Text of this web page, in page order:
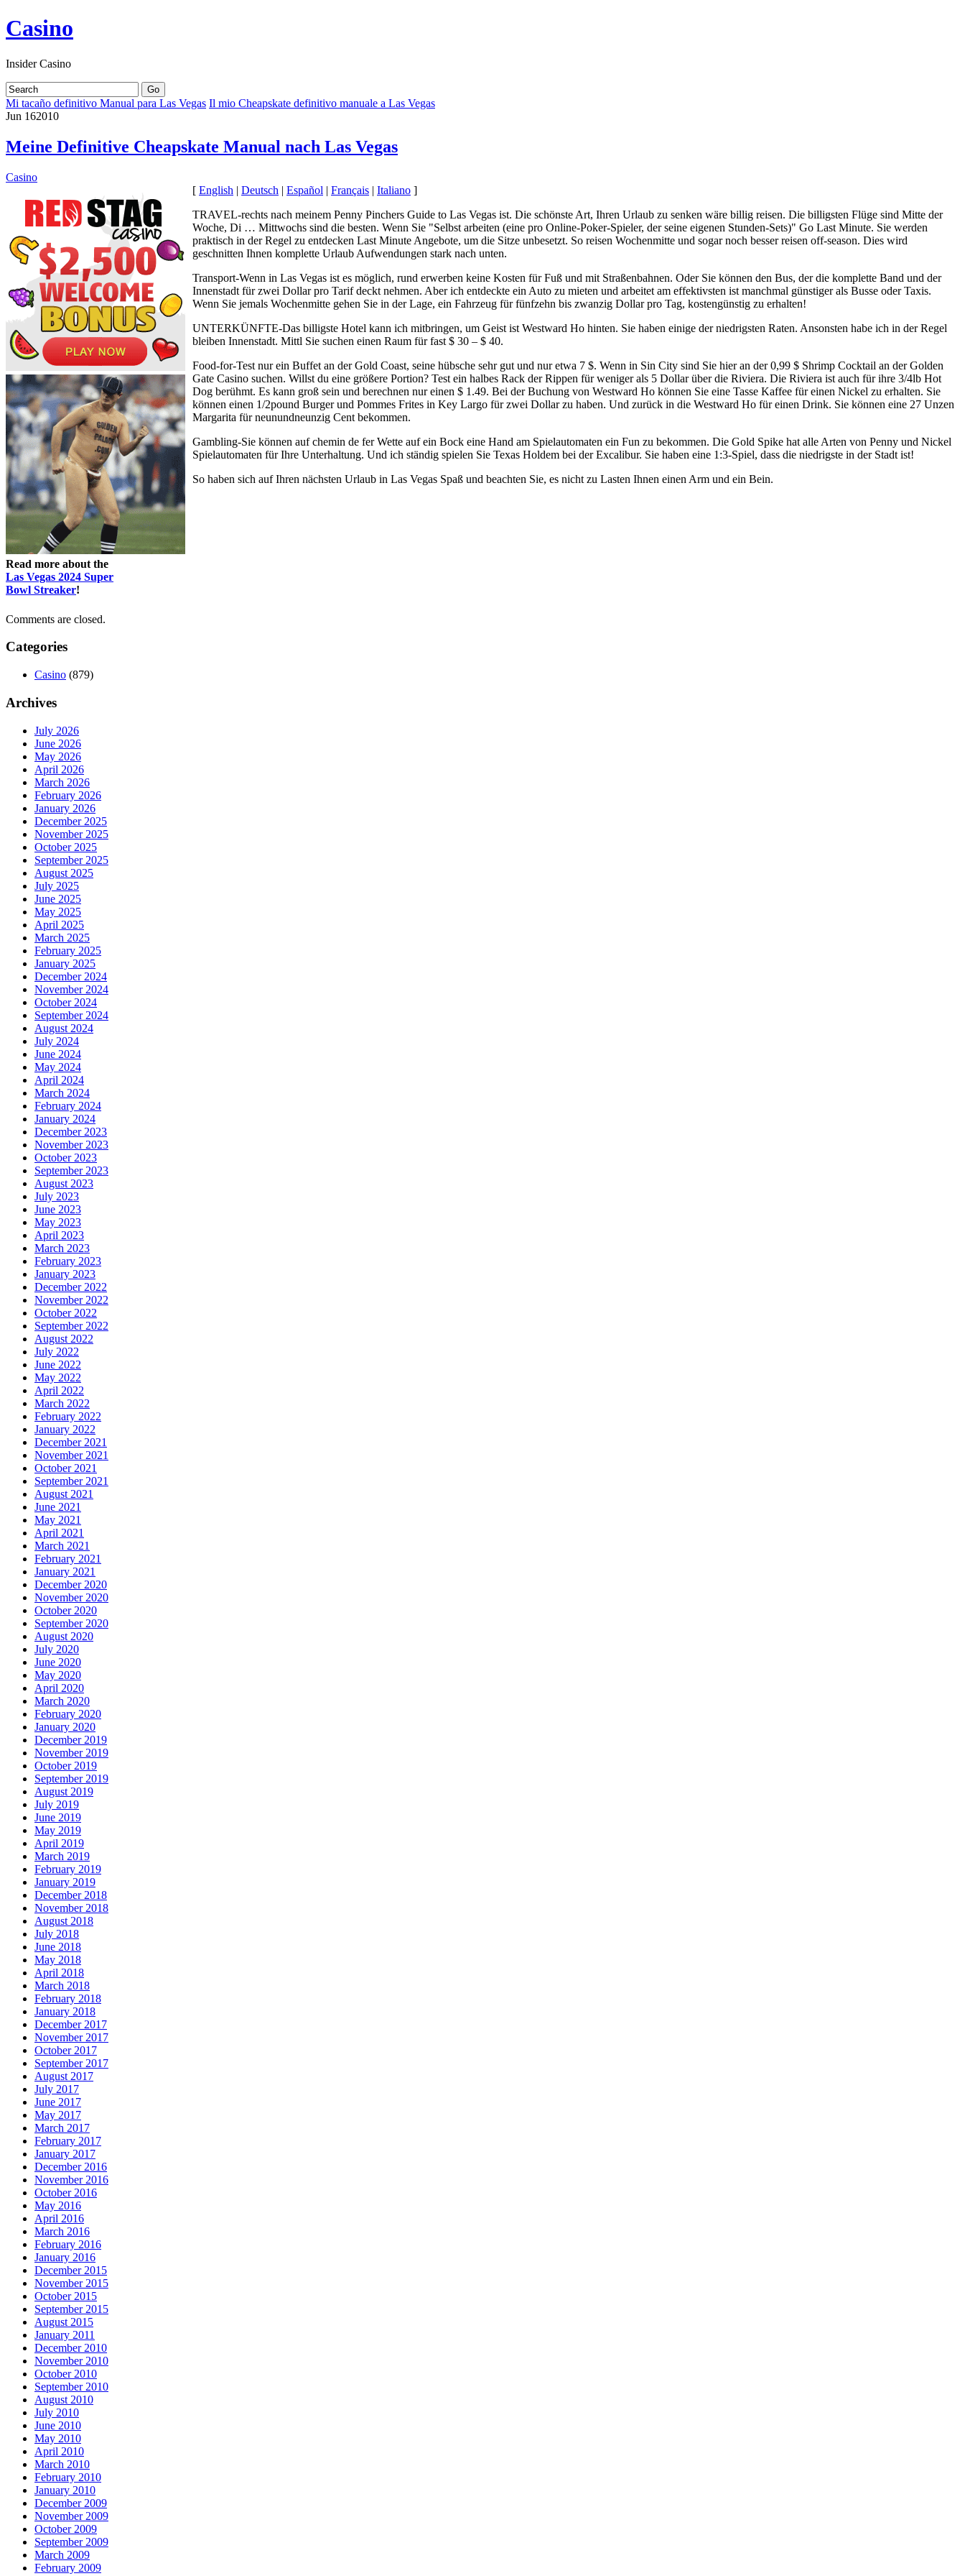
Casino
Insider Casino
Mi tacaño definitivo Manual para Las Vegas Il mio Cheapskate definitivo manuale a Las Vegas
Jun 162010
Meine Definitive Cheapskate Manual nach Las Vegas
Casino
Read more about the
Las Vegas 2024 Super
Bowl Streaker!
[ English | Deutsch | Español | Français | Italiano ]
TRAVEL-rechts nach meinem Penny Pinchers Guide to Las Vegas ist. Die schönste Art, Ihren Urlaub zu senken wäre billig reisen. Die billigsten Flüge sind Mitte der
Woche, Di … Mittwochs sind die besten. Wenn Sie "Selbst arbeiten (eine pro Online-Poker-Spieler, der seine eigenen Stunden-Sets)" Go Last Minute. Sie werden
praktisch in der Regel zu entdecken Last Minute Angebote, um die Sitze unbesetzt. So reisen Wochenmitte und sogar noch besser reisen off-season. Dies wird
geschnitten Ihnen komplette Urlaub Aufwendungen stark nach unten.
Transport-Wenn in Las Vegas ist es möglich, rund erwerben keine Kosten für Fuß und mit Straßenbahnen. Oder Sie können den Bus, der die komplette Band und der
Innenstadt für zwei Dollar pro Tarif deckt nehmen. Aber ich entdeckte ein Auto zu mieten und arbeitet am effektivsten ist manchmal günstiger als Busse oder Taxis.
Wenn Sie jemals Wochenmitte gehen Sie in der Lage, ein Fahrzeug für fünfzehn bis zwanzig Dollar pro Tag, kostengünstig zu erhalten!
UNTERKÜNFTE-Das billigste Hotel kann ich mitbringen, um Geist ist Westward Ho hinten. Sie haben einige der niedrigsten Raten. Ansonsten habe ich in der Regel
bleiben Innenstadt. Mittl Sie suchen einen Raum für fast $ 30 – $ 40.
Food-for-Test nur ein Buffet an der Gold Coast, seine hübsche sehr gut und nur etwa 7 $. Wenn in Sin City sind Sie hier an der 0,99 $ Shrimp Cocktail an der Golden
Gate Casino suchen. Willst du eine größere Portion? Test ein halbes Rack der Rippen für weniger als 5 Dollar über die Riviera. Die Riviera ist auch für ihre 3/4lb Hot
Dog berühmt. Es kann groß sein und berechnen nur einen $ 1.49. Bei der Buchung von Westward Ho können Sie eine Tasse Kaffee für einen Nickel zu erhalten. Sie
können einen 1/2pound Burger und Pommes Frites in Key Largo für zwei Dollar zu haben. Und zurück in die Westward Ho für einen Drink. Sie können eine 27 Unzen
Margarita für neunundneunzig Cent bekommen.
Gambling-Sie können auf chemin de fer Wette auf ein Bock eine Hand am Spielautomaten ein Fun zu bekommen. Die Gold Spike hat alle Arten von Penny und Nickel
Spielautomaten für Ihre Unterhaltung. Und ich ständig spielen Sie Texas Holdem bei der Excalibur. Sie haben eine 1:3-Spiel, dass die niedrigste in der Stadt ist!
So haben sich auf Ihren nächsten Urlaub in Las Vegas Spaß und beachten Sie, es nicht zu Lasten Ihnen einen Arm und ein Bein.
Comments are closed.
Categories
Casino (879)
Archives
July 2026
June 2026
May 2026
April 2026
March 2026
February 2026
January 2026
December 2025
November 2025
October 2025
September 2025
August 2025
July 2025
June 2025
May 2025
April 2025
March 2025
February 2025
January 2025
December 2024
November 2024
October 2024
September 2024
August 2024
July 2024
June 2024
May 2024
April 2024
March 2024
February 2024
January 2024
December 2023
November 2023
October 2023
September 2023
August 2023
July 2023
June 2023
May 2023
April 2023
March 2023
February 2023
January 2023
December 2022
November 2022
October 2022
September 2022
August 2022
July 2022
June 2022
May 2022
April 2022
March 2022
February 2022
January 2022
December 2021
November 2021
October 2021
September 2021
August 2021
June 2021
May 2021
April 2021
March 2021
February 2021
January 2021
December 2020
November 2020
October 2020
September 2020
August 2020
July 2020
June 2020
May 2020
April 2020
March 2020
February 2020
January 2020
December 2019
November 2019
October 2019
September 2019
August 2019
July 2019
June 2019
May 2019
April 2019
March 2019
February 2019
January 2019
December 2018
November 2018
August 2018
July 2018
June 2018
May 2018
April 2018
March 2018
February 2018
January 2018
December 2017
November 2017
October 2017
September 2017
August 2017
July 2017
June 2017
May 2017
March 2017
February 2017
January 2017
December 2016
November 2016
October 2016
May 2016
April 2016
March 2016
February 2016
January 2016
December 2015
November 2015
October 2015
September 2015
August 2015
January 2011
December 2010
November 2010
October 2010
September 2010
August 2010
July 2010
June 2010
May 2010
April 2010
March 2010
February 2010
January 2010
December 2009
November 2009
October 2009
September 2009
March 2009
February 2009